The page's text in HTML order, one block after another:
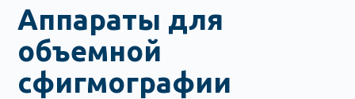
Аппараты для
объемной
сфигмографии